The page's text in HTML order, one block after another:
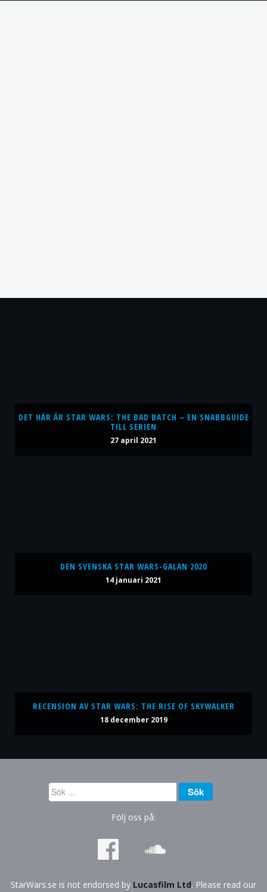
DET HÄR ÄR STAR WARS: THE BAD BATCH – EN SNABBGUIDE
TILL SERIEN
27 april 2021
DEN SVENSKA STAR WARS-GALAN 2020
14 januari 2021
RECENSION AV STAR WARS: THE RISE OF SKYWALKER
18 december 2019
Sök
...
Sök
Följ oss på:
StarWars.se is not endorsed by Lucasfilm Ltd. Please read our